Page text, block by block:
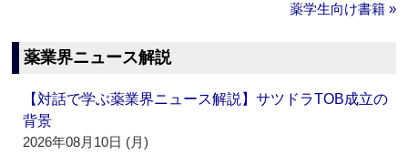
薬学生向け書籍 »
薬業界ニュース解説
【対話で学ぶ薬業界ニュース解説】サツドラTOB成立の
背景
2026年08月10日 (月)